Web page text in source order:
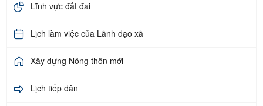
Lĩnh vực đất đai
Lịch làm việc của Lãnh đạo xã
Xây dựng Nông thôn mới
Lịch tiếp dân